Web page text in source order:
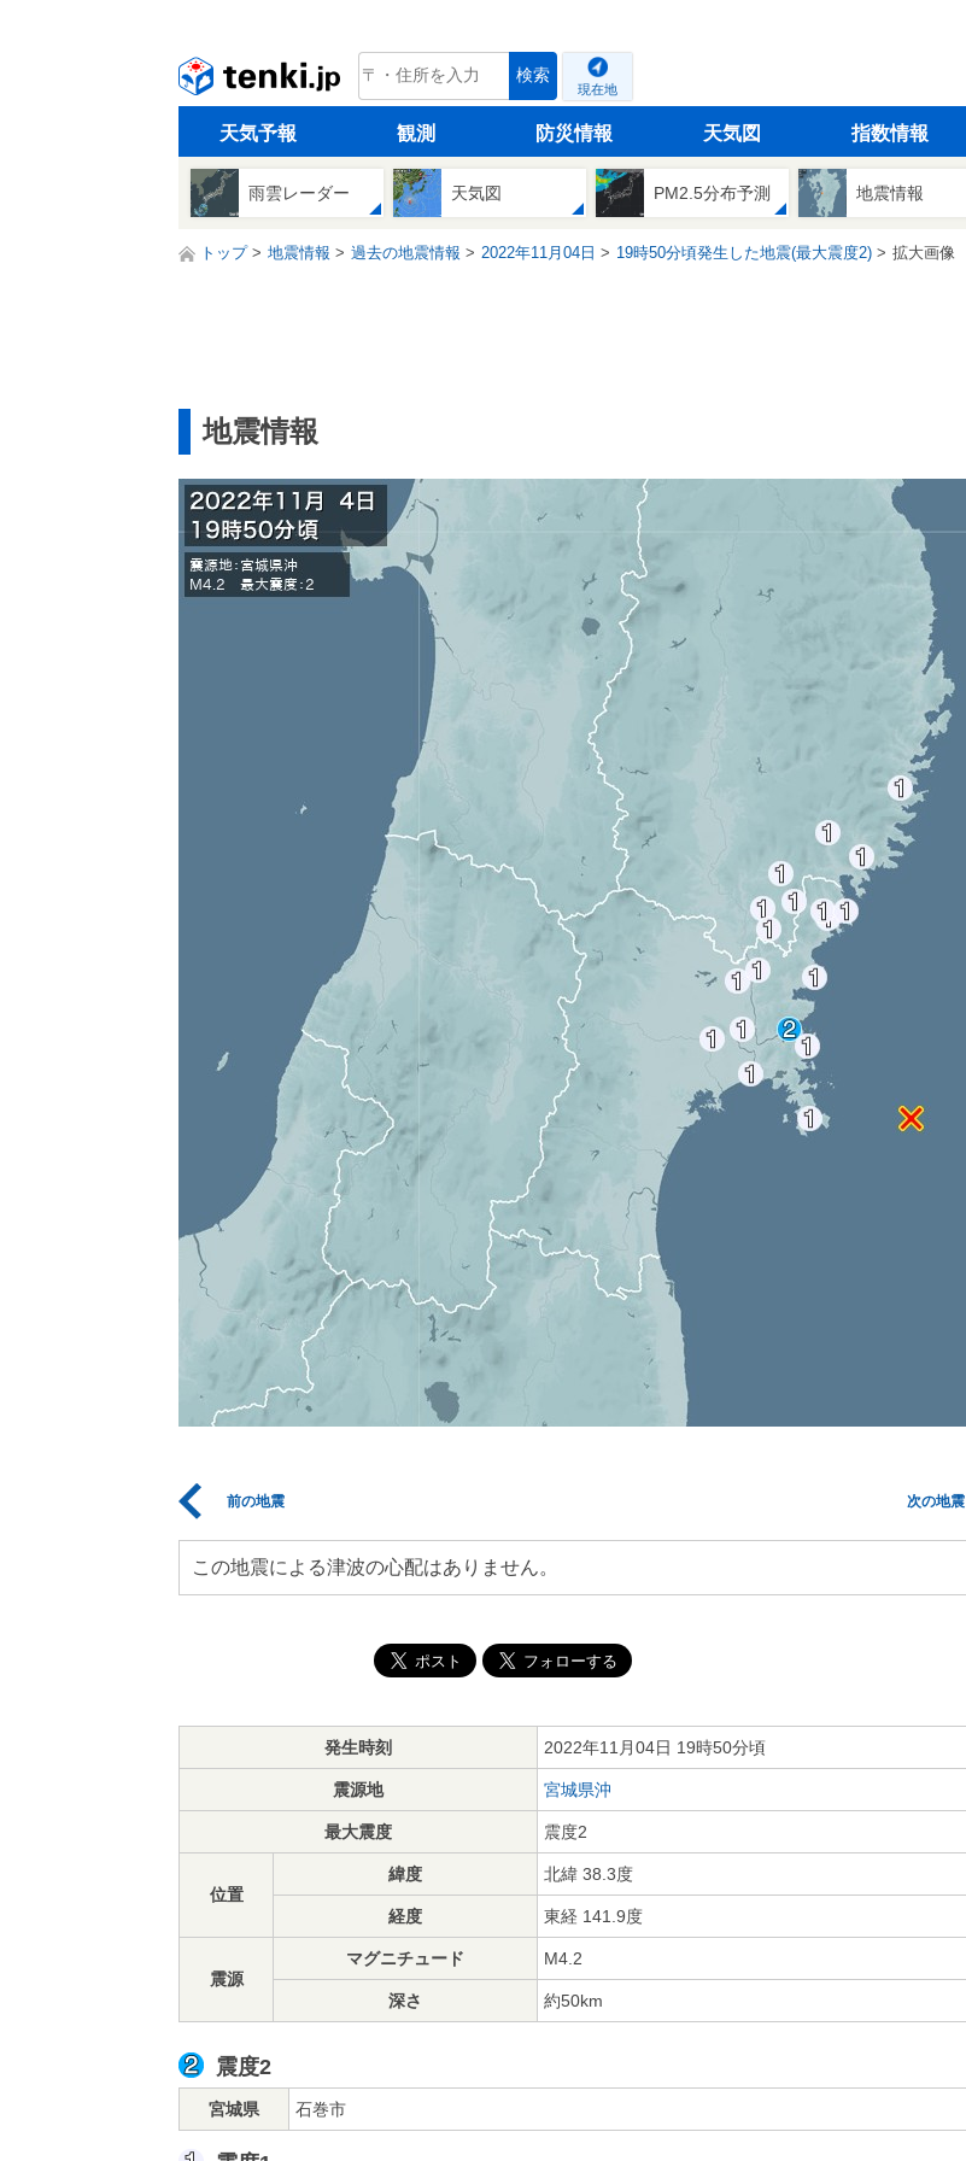
tenki.jp 検索
現在地
天気予報 観測 防災情報 天気図 指数情報
雨雲レーダー 天気図 PM2.5分布予測 地震情報
トップ 地震情報 過去の地震情報 2022年11月04日 19時50分頃発生した地震(最大震度2) 拡大画像
地震情報
前の地震 次の地震
この地震による津波の心配はありません。
発生時刻 2022年11月04日 19時50分頃
震源地 宮城県沖
最大震度 震度2
位置
緯度 北緯 38.3度
経度 東経 141.9度
震源
マグニチュード M4.2
深さ 約50km
震度2
宮城県 石巻市